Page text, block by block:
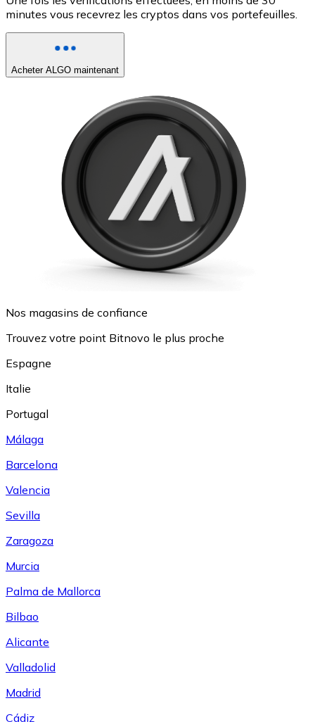
minutes vous recevrez les cryptos dans vos portefeuilles.
Acheter ALGO maintenant
Nos magasins de confiance
Trouvez votre point Bitnovo le plus proche
Espagne
Italie
Portugal
Málaga
Barcelona
Valencia
Sevilla
Zaragoza
Murcia
Palma de Mallorca
Bilbao
Alicante
Valladolid
Madrid
Cádiz